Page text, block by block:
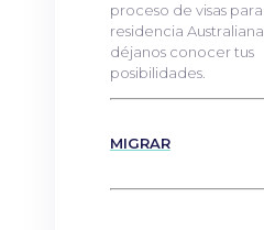
proceso de visas para
residencia Australiana,
déjanos conocer tus
posibilidades.
MIGRAR